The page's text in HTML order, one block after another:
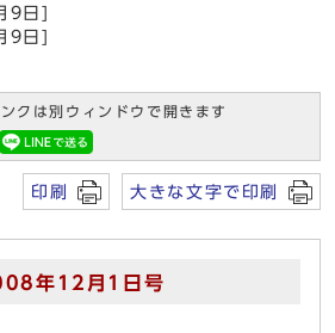
9日]
9日]
クは別ウィンドウで開きます
印刷 大きな文字で印刷
年12月1日号